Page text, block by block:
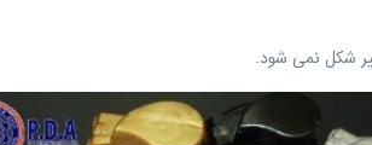
شکل نمی شود.